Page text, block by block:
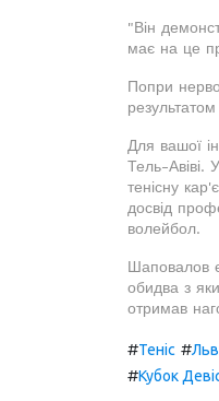
"Він
має на це
Попри
Для вашої
Тель-Авіві.
тенісну
досвід
волейбол.
Шаповалов
обидва з
отримав
#Теніс #
#Кубок